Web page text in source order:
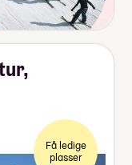
Få ledige
plasser